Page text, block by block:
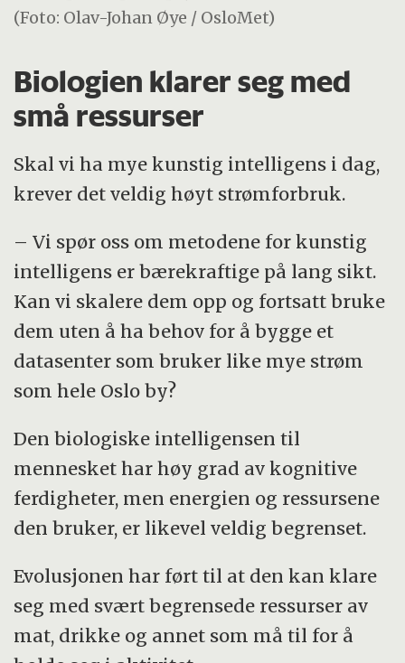
(Foto: Olav-Johan Øye / OsloMet)
Biologien klarer seg med
små ressurser
Skal vi ha mye kunstig intelligens i dag,
krever det veldig høyt strømforbruk.
– Vi spør oss om metodene for kunstig
intelligens er bærekraftige på lang sikt.
Kan vi skalere dem opp og fortsatt bruke
dem uten å ha behov for å bygge et
datasenter som bruker like mye strøm
som hele Oslo by?
Den biologiske intelligensen til
mennesket har høy grad av kognitive
ferdigheter, men energien og ressursene
den bruker, er likevel veldig begrenset.
Evolusjonen har ført til at den kan klare
seg med svært begrensede ressurser av
mat, drikke og annet som må til for å